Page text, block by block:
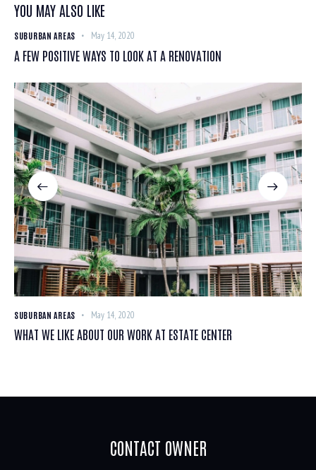
YOU MAY ALSO LIKE
SUBURBAN AREAS May 14, 2020
A FEW POSITIVE WAYS TO LOOK AT A RENOVATION
SUBURBAN AREAS May 14, 2020
WHAT WE LIKE ABOUT OUR WORK AT ESTATE CENTER
CONTACT OWNER